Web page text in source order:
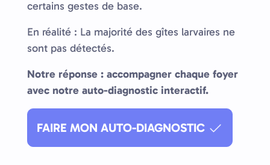
certains gestes de base.
En réalité : La majorité des gîtes larvaires ne
sont pas détectés.
Notre réponse : accompagner chaque foyer
avec notre auto-diagnostic interactif.
FAIRE MON AUTO-DIAGNOSTIC